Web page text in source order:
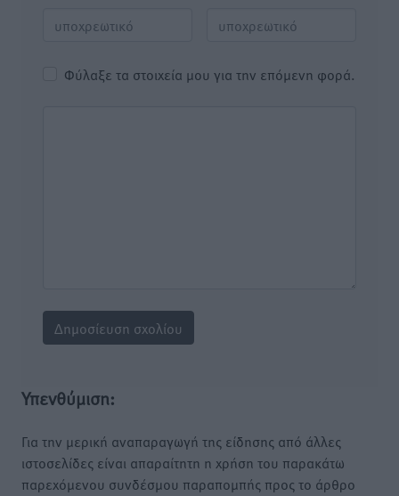
Φύλαξε τα στοιχεία μου για την επόμενη φορά.
Υπενθύμιση:
Για την μερική αναπαραγωγή της είδησης από άλλες
ιστοσελίδες είναι απαραίτητη η χρήση του παρακάτω
παρεχόμενου συνδέσμου παραπομπής προς το άρθρο